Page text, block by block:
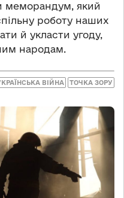
меморандум, який
роботу наших
й укласти угоду,
народам.
ВІЙНА ТОЧКА ЗОРУ